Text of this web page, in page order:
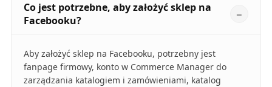
Co jest potrzebne, aby założyć sklep na
Facebooku?
Aby założyć sklep na Facebooku, potrzebny jest
fanpage firmowy, konto w Commerce Manager do
zarządzania katalogiem i zamówieniami, katalog